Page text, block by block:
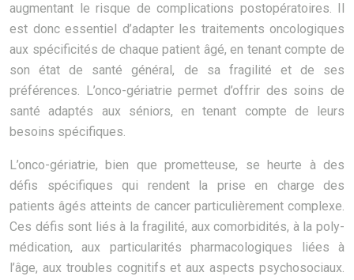
augmentant le risque de complications postopératoires. Il
est donc essentiel d’adapter les traitements oncologiques
aux spécificités de chaque patient âgé, en tenant compte de
son état de santé général, de sa fragilité et de ses
préférences. L’onco-gériatrie permet d’offrir des soins de
santé adaptés aux séniors, en tenant compte de leurs
besoins spécifiques.
L’onco-gériatrie, bien que prometteuse, se heurte à des
défis spécifiques qui rendent la prise en charge des
patients âgés atteints de cancer particulièrement complexe.
Ces défis sont liés à la fragilité, aux comorbidités, à la poly-
médication, aux particularités pharmacologiques liées à
l’âge, aux troubles cognitifs et aux aspects psychosociaux.